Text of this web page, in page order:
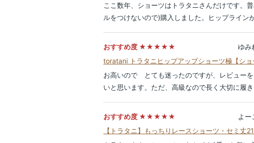
ここ数年、ショーツはトラタニさんだけです。
ルをつけないので)購入しました。ヒップライン
おすすめ度 ★★★★★
ゆみ
toratani トラタニヒップアップショーツ極【ショ
お高いので とても迷ったのですが、レビュー
いと思います。ただ、高級なので長く大切に履き
おすすめ度 ★★★★★
よー
【トラタニ】もっちりレースショーツ・セミ丈